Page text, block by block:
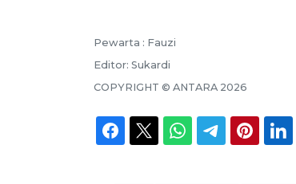
Pewarta : Fauzi
Editor: Sukardi
COPYRIGHT © ANTARA 2026